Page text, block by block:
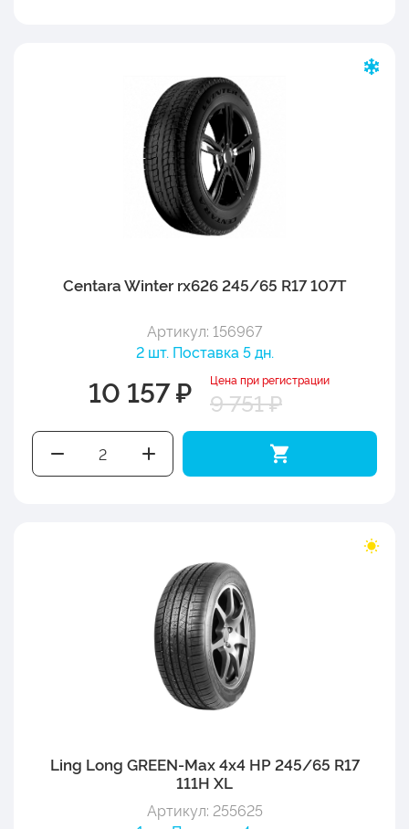
Centara Winter rx626 245/65 R17 107T
Артикул: 156967
2 шт. Поставка 5 дн.
10 157 ₽ Цена при регистрации
9 751 ₽
Ling Long GREEN-Max 4x4 HP 245/65 R17
111H XL
Артикул: 255625